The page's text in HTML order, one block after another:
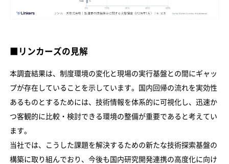
■リンカーズの見解
本調査結果は、制度環境の変化と現場の実行基盤との間にギャッ
プが存在していることを示しています。国内回帰の流れを実効性
あるものとするためには、技術情報を体系的に可視化し、迅速か
つ客観的に比較・検討できる環境の整備が重要であると考えてい
ます。
当社では、こうした課題を解決するための新たな技術探索基盤の
構築に取り組んでおり、今後も国内研究開発連携の高度化に向け